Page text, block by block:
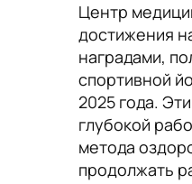
Центр
достижения
наградами,
спортивной
2025 года.
глубокой
метода
продолжать